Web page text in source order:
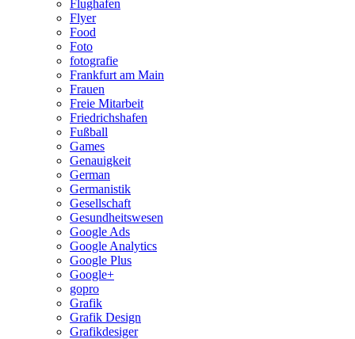
Flughafen
Flyer
Food
Foto
fotografie
Frankfurt am Main
Frauen
Freie Mitarbeit
Friedrichshafen
Fußball
Games
Genauigkeit
German
Germanistik
Gesellschaft
Gesundheitswesen
Google Ads
Google Analytics
Google Plus
Google+
gopro
Grafik
Grafik Design
Grafikdesiger